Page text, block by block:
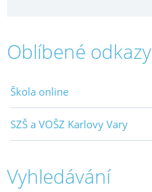
Oblíbené odkazy
Škola online
SZŠ a VOŠZ Karlovy Vary
Vyhledávání